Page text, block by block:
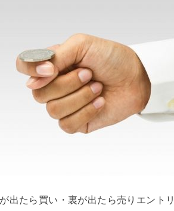
出たら買い・裏が出たら売りエント